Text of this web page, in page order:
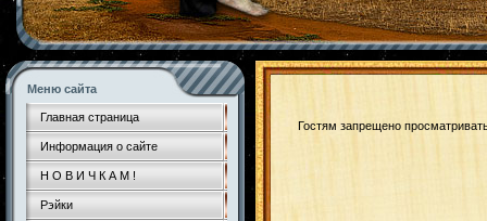
Меню сайта
Главная страница
Информация о сайте
Н О В И Ч К А М !
Рэйки
Гостям запрещено